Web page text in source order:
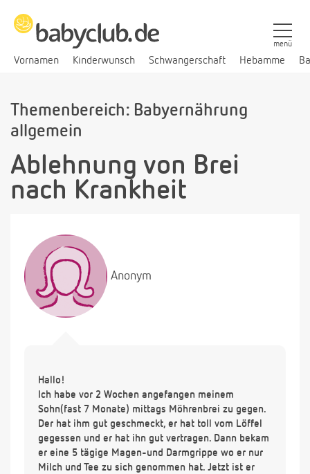
Vornamen Kinderwunsch Schwangerschaft Hebamme
menü
Themenbereich: Babyernährung
allgemein
Ablehnung von Brei
nach Krankheit
Anonym
Hallo!
Ich habe vor 2 Wochen angefangen meinem
Sohn(fast 7 Monate) mittags Möhrenbrei zu gegen.
Der hat ihm gut geschmeckt, er hat toll vom Löffel
gegessen und er hat ihn gut vertragen. Dann bekam
er eine 5 tägige Magen-und Darmgrippe wo er nur
Milch und Tee zu sich genommen hat. Jetzt ist er